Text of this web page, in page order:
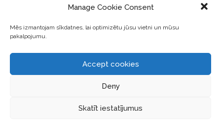
Manage Cookie Consent
Mēs izmantojam sīkdatnes, lai optimizētu jūsu vietni un mūsu
pakalpojumu.
Accept cookies
Deny
Skatīt iestatījumus
E-PASTA ADRESI UN VIETNI
ŠAJĀ PĀRLŪKPROGRAMMĀ
VĒLĒŠOS PIEVIENOT